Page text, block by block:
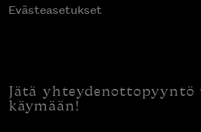
Evästeasetukset
Jätä
käymään!